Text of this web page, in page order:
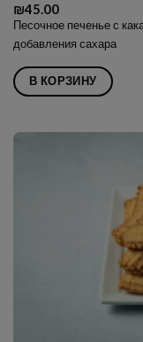
₪45.00
Песочное печенье с
добавления сахара
В КОРЗИНУ